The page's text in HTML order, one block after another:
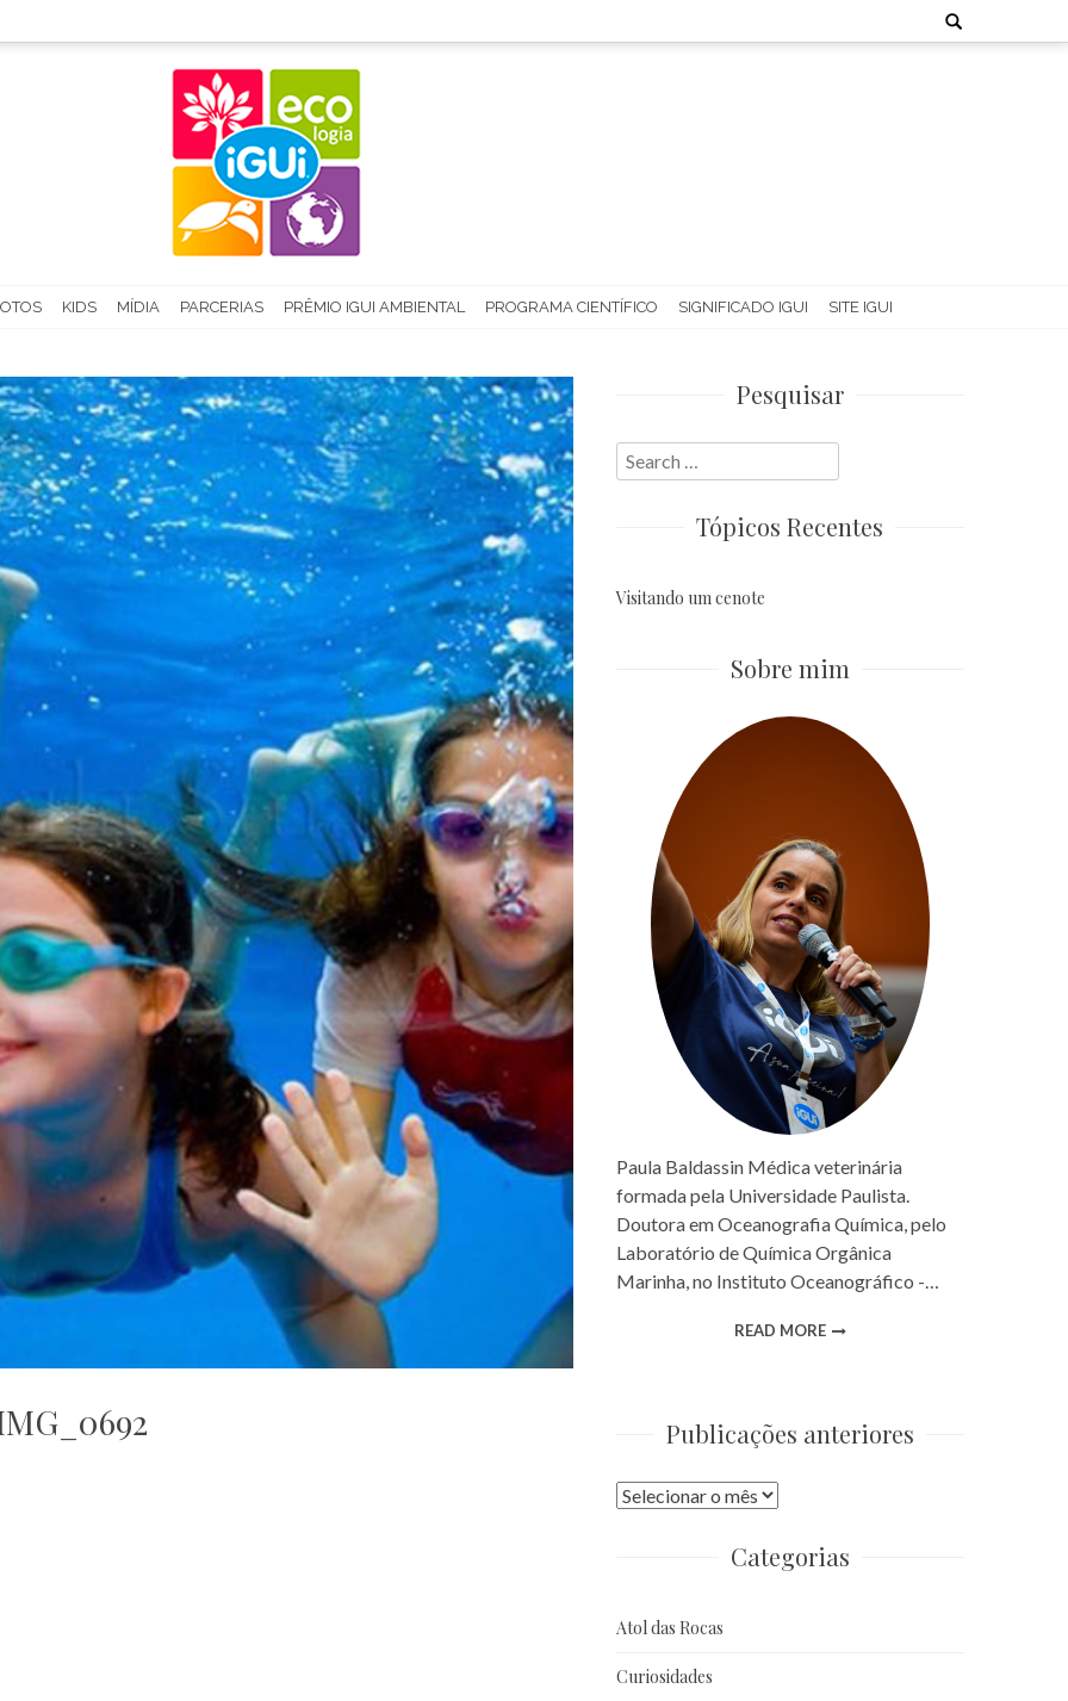
Search
for:
KIDS MÍDIA PARCERIAS PRÊMIO IGUI AMBIENTAL PROGRAMA CIENTÍFICO SIGNIFICADO IGUI SITE IGUI
Pesquisar
Search
for:
Tópicos Recentes
Visitando um cenote
Sobre mim
Paula Baldassin Médica veterinária
formada pela Universidade Paulista.
Doutora em Oceanografia Química, pelo
Laboratório de Química Orgânica
Marinha, no Instituto Oceanográfico -…
READ MORE
Publicações anteriores
Publicações
Categorias
Atol das Rocas
Curiosidades